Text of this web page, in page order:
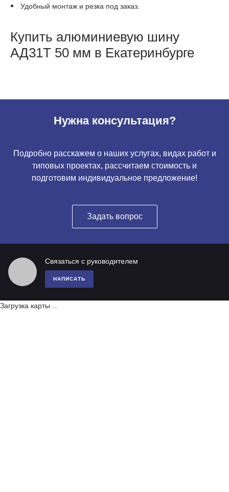
Удобный монтаж и резка под заказ.
Купить алюминиевую шину
АД31Т 50 мм в Екатеринбурге
Нужна консультация?
Подробно расскажем о наших услугах, видах работ и
типовых проектах, рассчитаем стоимость и
подготовим индивидуальное предложение!
Задать вопрос
Связаться с руководителем
НАПИСАТЬ
Загрузка карты ...